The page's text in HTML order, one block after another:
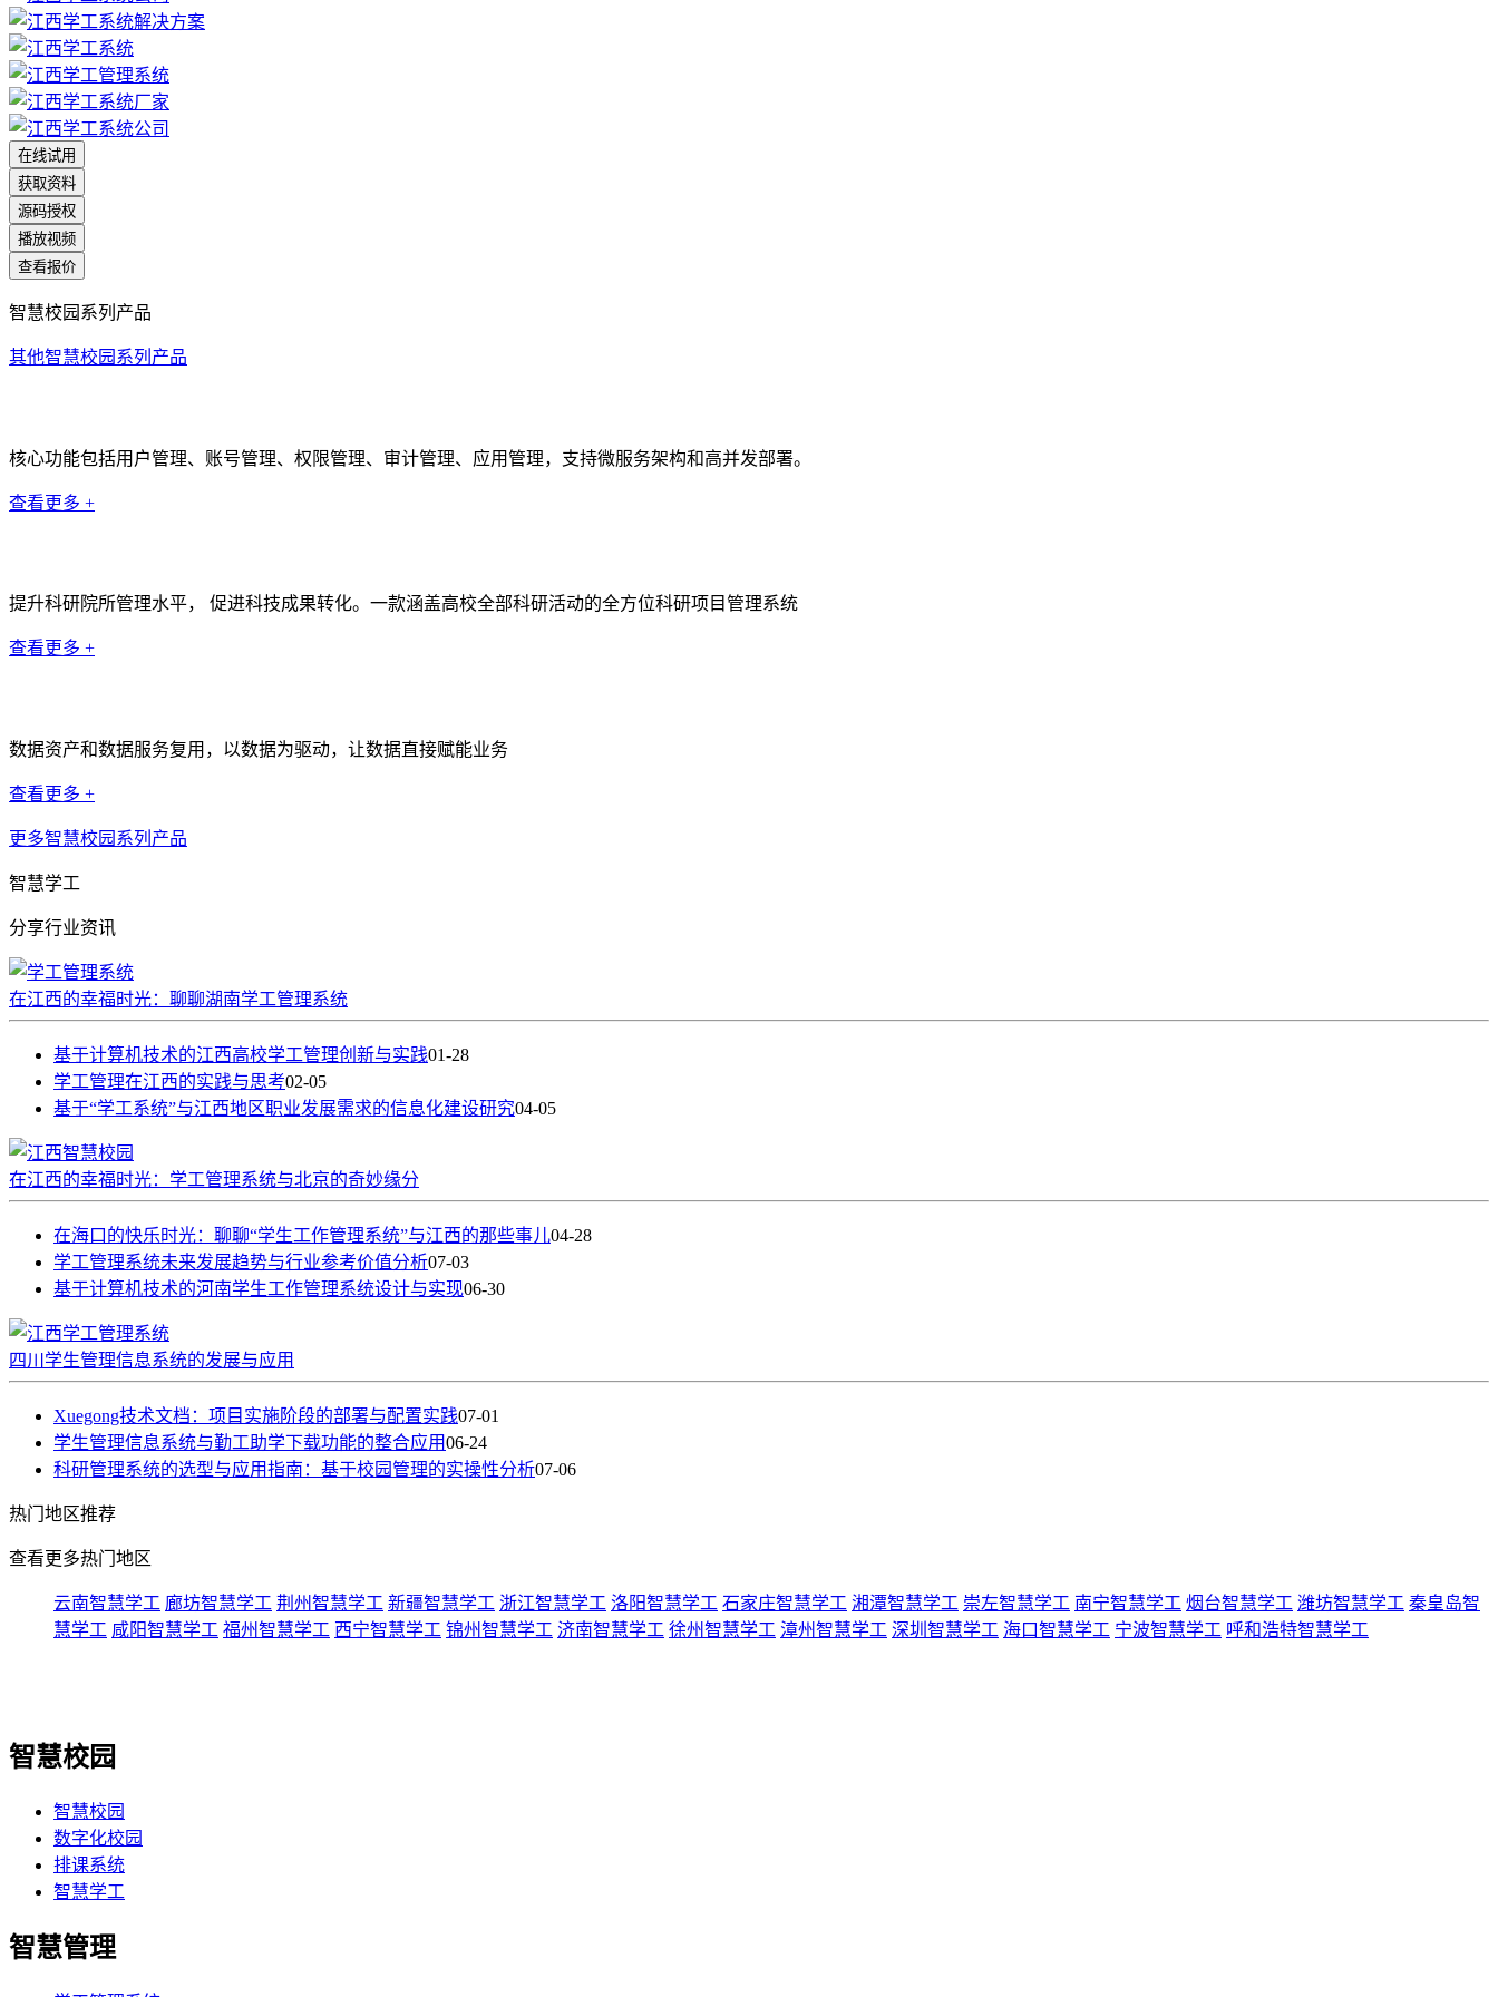
在线试用
获取资料
源码授权
播放视频
查看报价
智慧校园系列产品
其他智慧校园系列产品
核心功能包括用户管理、账号管理、权限管理、审计管理、应用管理，支持微服务架构和高并发部署。
查看更多 +
提升科研院所管理水平， 促进科技成果转化。一款涵盖高校全部科研活动的全方位科研项目管理系统
查看更多 +
数据资产和数据服务复用，以数据为驱动，让数据直接赋能业务
查看更多 +
更多智慧校园系列产品
智慧学工
分享行业资讯
在江西的幸福时光：聊聊湖南学工管理系统
基于计算机技术的江西高校学工管理创新与实践01-28
学工管理在江西的实践与思考02-05
基于“学工系统”与江西地区职业发展需求的信息化建设研究04-05
在江西的幸福时光：学工管理系统与北京的奇妙缘分
在海口的快乐时光：聊聊“学生工作管理系统”与江西的那些事儿04-28
学工管理系统未来发展趋势与行业参考价值分析07-03
基于计算机技术的河南学生工作管理系统设计与实现06-30
四川学生管理信息系统的发展与应用
Xuegong技术文档：项目实施阶段的部署与配置实践07-01
学生管理信息系统与勤工助学下载功能的整合应用06-24
科研管理系统的选型与应用指南：基于校园管理的实操性分析07-06
热门 地区推荐
查看更多热门地区
云南智慧学工 廊坊智慧学工 荆州智慧学工 新疆智慧学工 浙江智慧学工 洛阳智慧学工 石家庄智慧学工 湘潭智慧学工 崇左智慧学工 南宁智慧学工 烟台智慧学工 潍坊智慧学工 秦皇岛智
慧学工 咸阳智慧学工 福州智慧学工 西宁智慧学工 锦州智慧学工 济南智慧学工 徐州智慧学工 漳州智慧学工 深圳智慧学工 海口智慧学工 宁波智慧学工 呼和浩特智慧学工
智慧校园
智慧校园
数字化校园
排课系统
智慧学工
智慧管理